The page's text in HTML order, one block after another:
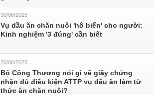
30/06/2025
Vụ dầu ăn chăn nuôi 'hô biến' cho người:
Kinh nghiệm '3 đúng' cần biết
26/06/2025
Bộ Công Thương nói gì về giấy chứng
nhận đủ điều kiện ATTP vụ dầu ăn làm từ
thức ăn chăn nuôi?